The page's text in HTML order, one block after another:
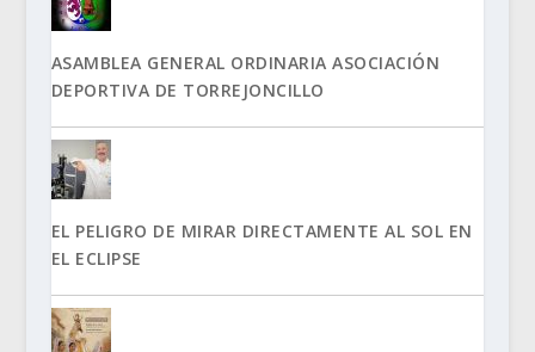
ASAMBLEA GENERAL ORDINARIA ASOCIACIÓN
DEPORTIVA DE TORREJONCILLO
EL PELIGRO DE MIRAR DIRECTAMENTE AL SOL EN
EL ECLIPSE